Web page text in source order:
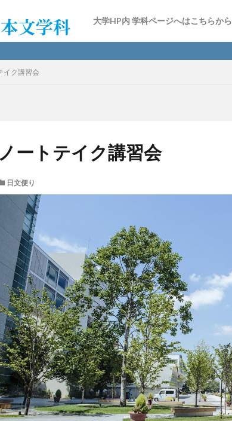
大学HP内 学科ページへはこちらから
イク講習会
ノートテイク講習会
日文便り